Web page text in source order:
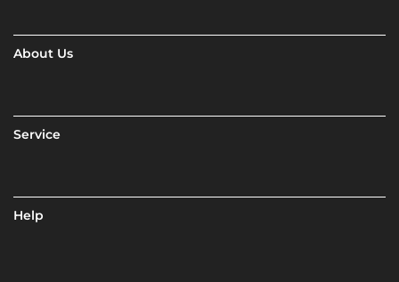
About Us
Service
Help